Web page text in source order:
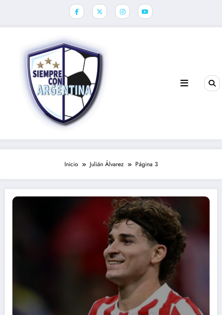
Inicio Julián Álvarez Página 3